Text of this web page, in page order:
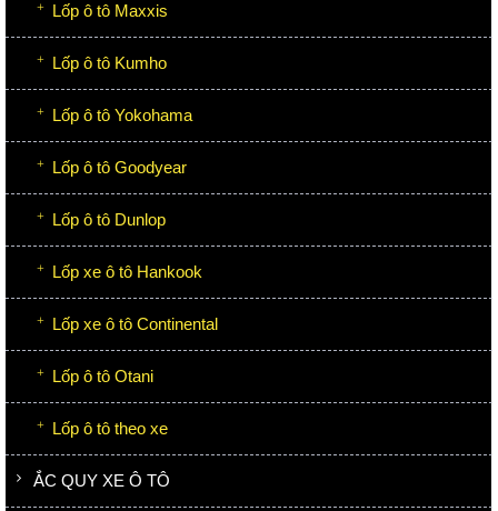
Lốp ô tô Maxxis
Lốp ô tô Kumho
Lốp ô tô Yokohama
Lốp ô tô Goodyear
Lốp ô tô Dunlop
Lốp xe ô tô Hankook
Lốp xe ô tô Continental
Lốp ô tô Otani
Lốp ô tô theo xe
ẮC QUY XE Ô TÔ